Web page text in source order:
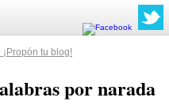
tu blog!
por narada